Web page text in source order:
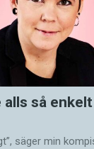
så
säger min